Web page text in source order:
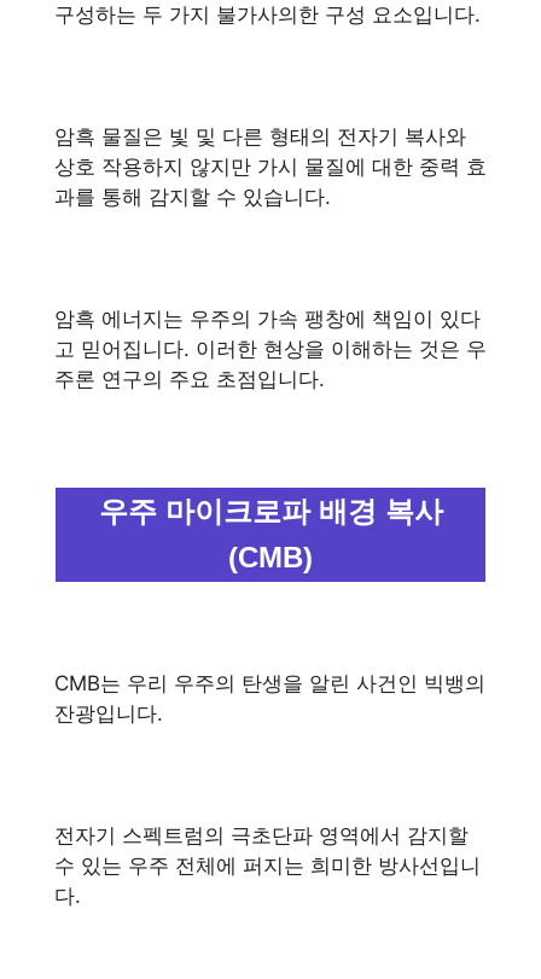
구성하는 두 가지 불가사의한 구성 요소입니다.
암흑 물질은 빛 및 다른 형태의 전자기 복사와
상호 작용하지 않지만 가시 물질에 대한 중력 효
과를 통해 감지할 수 있습니다.
암흑 에너지는 우주의 가속 팽창에 책임이 있다
고 믿어집니다. 이러한 현상을 이해하는 것은 우
주론 연구의 주요 초점입니다.
우주 마이크로파 배경 복사
(CMB)
CMB는 우리 우주의 탄생을 알린 사건인 빅뱅의
잔광입니다.
전자기 스펙트럼의 극초단파 영역에서 감지할
수 있는 우주 전체에 퍼지는 희미한 방사선입니
다.